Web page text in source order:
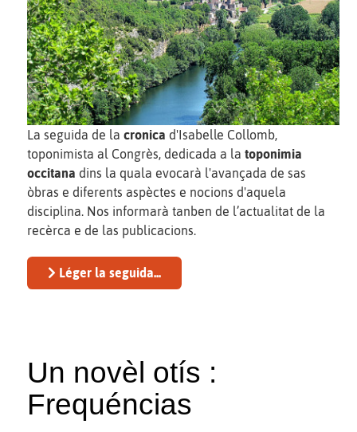
La seguida de la cronica d'Isabelle Collomb,
toponimista al Congrès, dedicada a la toponimia
occitana dins la quala evocarà l'avançada de sas
òbras e diferents aspèctes e nocions d'aquela
disciplina. Nos informarà tanben de l’actualitat de la
recèrca e de las publicacions.
Léger la seguida...
Un novèl otís :
Frequéncias